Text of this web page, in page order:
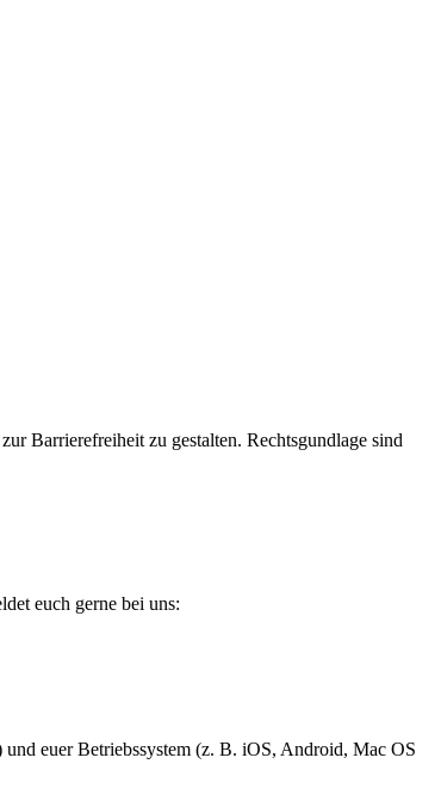
Barrierefreiheit zu gestalten. Rechtsgundlage sind
euch gerne bei uns:
euer Betriebssystem (z. B. iOS, Android, Mac OS